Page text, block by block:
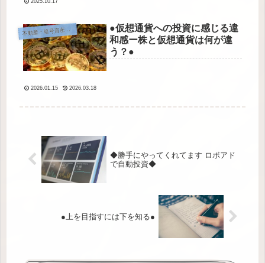
2025.10.17
不動産・暗号資産・その他投資
●仮想通貨への投資に感じる違
和感ー株と仮想通貨は何が違
う？●
2026.01.15 2026.03.18
◆勝手にやってくれてます ロボアド
で自動投資◆
●上を目指すには下を知る●